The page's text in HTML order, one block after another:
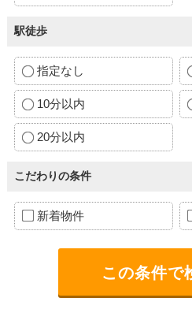
駅徒歩
指定なし
10分以内
20分以内
こだわりの条件
新着物件